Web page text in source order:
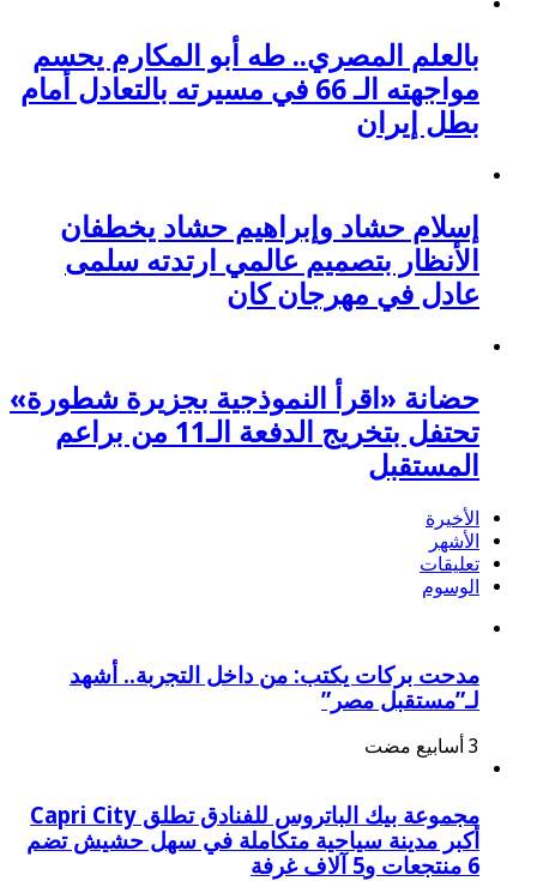
بالعلم المصري.. طه أبو المكارم يحسم
مواجهته الـ 66 في مسيرته بالتعادل أمام
بطل إيران
إسلام حشاد وإبراهيم حشاد يخطفان
الأنظار بتصميم عالمي ارتدته سلمى
عادل في مهرجان كان
حضانة «اقرأ النموذجية بجزيرة شطورة»
تحتفل بتخريج الدفعة الـ11 من براعم
المستقبل
الأخيرة
الأشهر
تعليقات
الوسوم
مدحت بركات يكتب: من داخل التجربة.. أشهد
لـ”مستقبل مصر”
مجموعة بيك الباتروس للفنادق تطلق Capri City
أكبر مدينة سياحية متكاملة في سهل حشيش تضم
6 منتجعات و5 آلاف غرفة